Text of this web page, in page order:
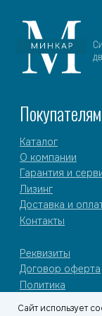
Сайт использует